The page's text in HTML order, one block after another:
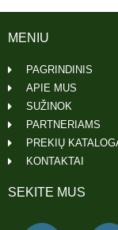
SEKITE MUS
MENIU
PAGRINDINIS
APIE MUS
SUŽINOK
PARTNERIAMS
PREKIŲ
KONTAKTAI